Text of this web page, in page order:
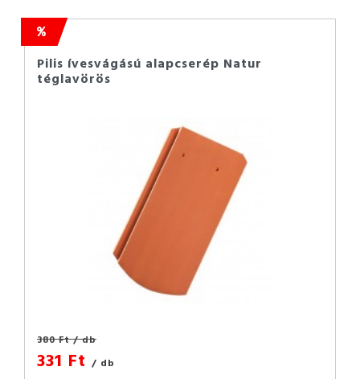
Pilis ívesvágású alapcserép Natur
téglavörös
380 Ft/ db
331 Ft / db